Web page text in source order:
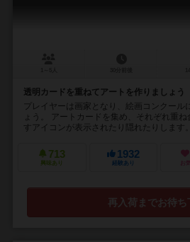
透明カードを重ねてアートを作りましょう
プレイヤーは画家となり、絵画コンクール
ょう。 アートカードを集め、それぞれ重
すアイコンが表示されたり隠れたりします
713
興味あり
1932
経験あり お
再入荷までお待ち